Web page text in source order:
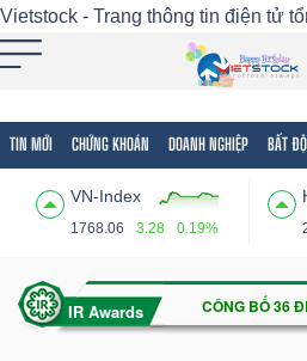
Vietstock - Trang thông tin điện tử
TIN MỚI CHỨNG KHOÁN DOANH NGHIỆP BẤT
VN-Index
1768.06 3.28 0.19%
Tất cả Tính năng Ngành
Tính
(-)
VIETSTOCK